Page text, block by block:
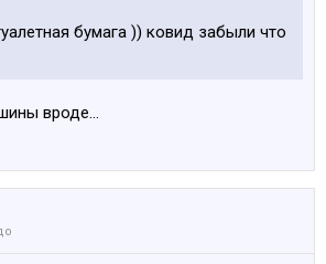
бумага )) ковид забыли что
вроде…